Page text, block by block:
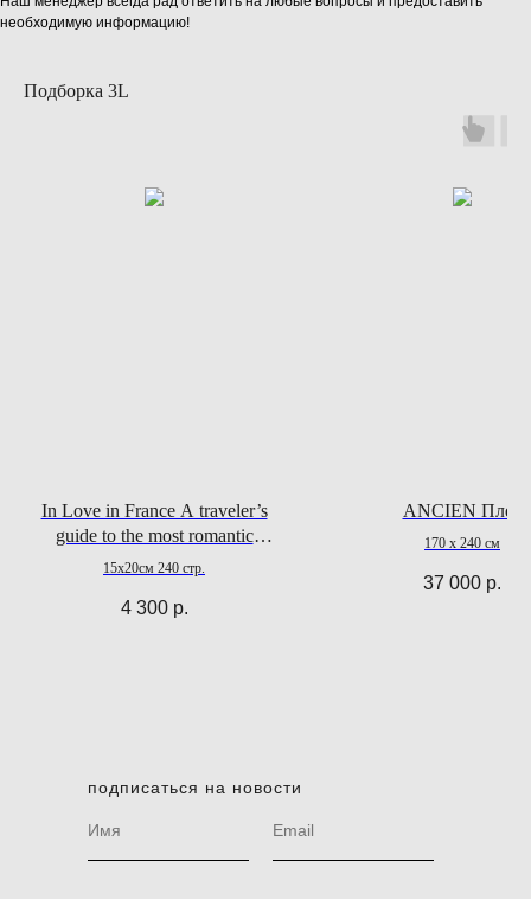
необходимую информацию!
Подборка 3L
In Love in France A traveler’s
guide to the most romantic
destinations in the land of Amour
15x20см 240 стр.
4 300 р.
ANCIEN Плед
170 х 240 см
37 000 р.
подписаться на новости